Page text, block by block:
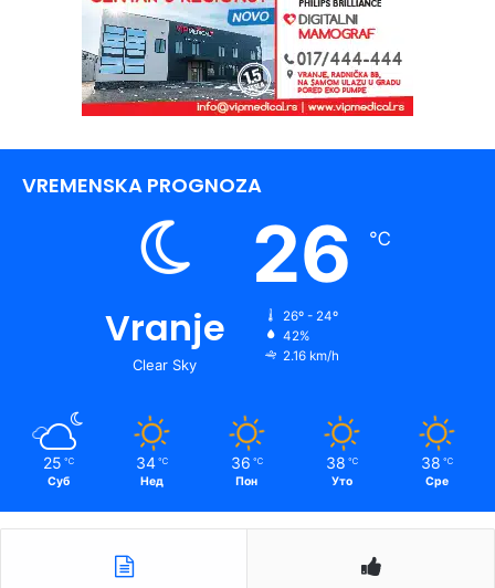
VREMENSKA PROGNOZA
Vranje
Clear Sky
26 ℃
26º - 24º
42%
2.16 km/h
25 ℃
Суб
34 ℃
Нед
36 ℃
Пон
38 ℃
Уто
38 ℃
Сре